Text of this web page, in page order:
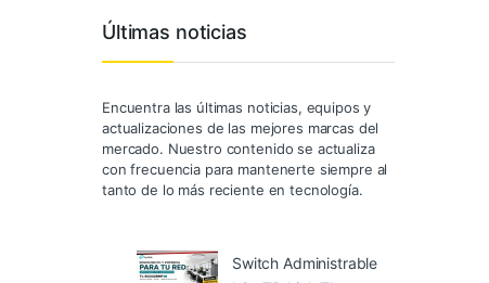
Últimas noticias
Encuentra las últimas noticias, equipos y
actualizaciones de las mejores marcas del
mercado. Nuestro contenido se actualiza
con frecuencia para mantenerte siempre al
tanto de lo más reciente en tecnología.
Switch Administrable